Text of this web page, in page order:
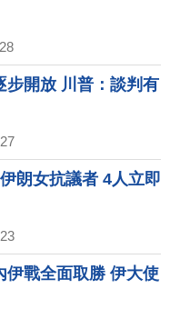
步開放 川普：談判有
朗女抗議者 4人立即
伊戰全面取勝 伊大使